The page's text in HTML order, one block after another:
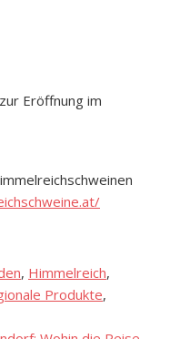
Eröffnung im
, Himmelreich,
Produkte,